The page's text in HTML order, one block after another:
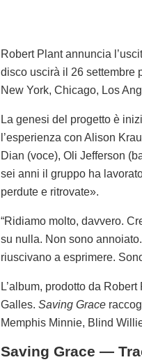
Robert Plant annuncia
disco uscirà il 26 settembre
New York, Chicago, Los
La genesi del progetto è
l’esperienza con Alison
Dian (voce), Oli Jefferson
sei anni il gruppo ha
perdute e ritrovate».
“Ridiamo molto, davvero.
su nulla. Non sono
riuscivano a esprimere.
L’album, prodotto da
Galles. Saving Grace
Memphis Minnie, Blind
Saving Grace —